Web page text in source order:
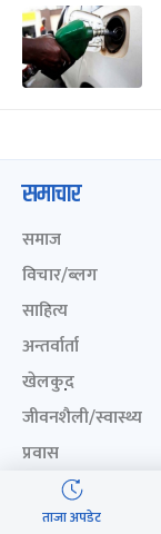
ताजा अपडेट
समाचार
समाज
विचार/ब्लग
साहित्य
अन्तर्वार्ता
खेलकुद़़
जीवनशैली/स्वास्थ्य
प्रवास
अन्तर्राष्ट्रिय